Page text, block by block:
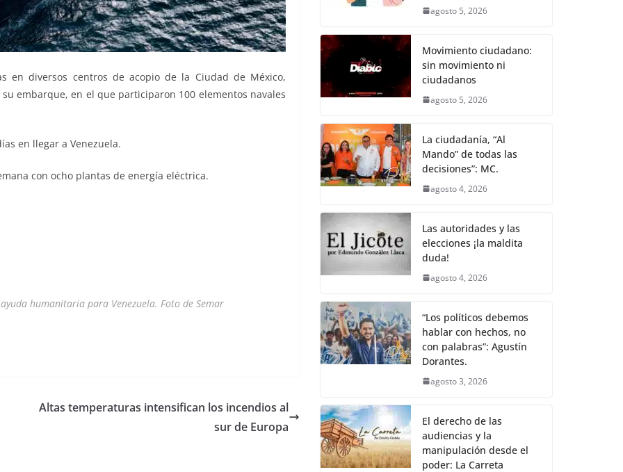
en diversos centros de acopio de la Ciudad de México,
embarque, en el que participaron 100 elementos navales
en llegar a Venezuela.
con ocho plantas de energía eléctrica.
humanitaria para Venezuela. Foto de Semar
Altas temperaturas intensifican los incendios al
sur de Europa
agosto 5, 2026
Movimiento ciudadano:
sin movimiento ni
ciudadanos
agosto 5, 2026
La ciudadanía, “Al
Mando” de todas las
decisiones”: MC.
agosto 4, 2026
Las autoridades y las
elecciones ¡la maldita
duda!
agosto 4, 2026
“Los políticos debemos
hablar con hechos, no
con palabras”: Agustín
Dorantes.
agosto 3, 2026
El derecho de las
audiencias y la
manipulación desde el
poder: La Carreta